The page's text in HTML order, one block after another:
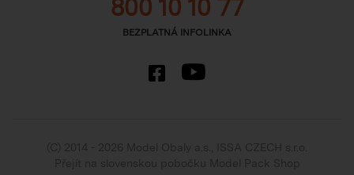
800 10 10 77
BEZPLATNÁ INFOLINKA